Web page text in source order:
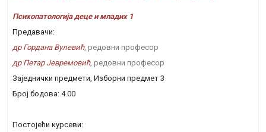
Психопатологија деце и младих 1
Предавачи:
др Гордана Вулевић, редовни професор
др Петар Јевремовић, редовни професор
Заједнички предмети, Изборни предмет 3
Број бодова: 4.00
Постојећи курсеви: